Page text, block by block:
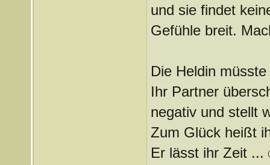
und sie findet
Gefühle breit.
Die Heldin
Ihr Partner
negativ und stellt
Zum Glück heißt
Er lässt ihr Zeit ...